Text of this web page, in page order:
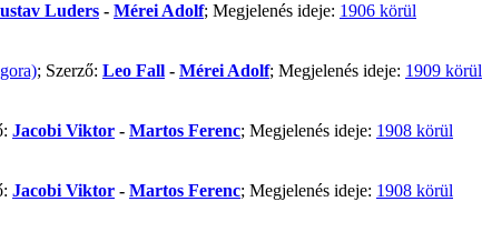
Luders - Mérei Adolf; Megjelenés ideje: 1906 körül
; Szerző: Leo Fall - Mérei Adolf; Megjelenés ideje: 1909 körül
Jacobi Viktor - Martos Ferenc; Megjelenés ideje: 1908 körül
Jacobi Viktor - Martos Ferenc; Megjelenés ideje: 1908 körül